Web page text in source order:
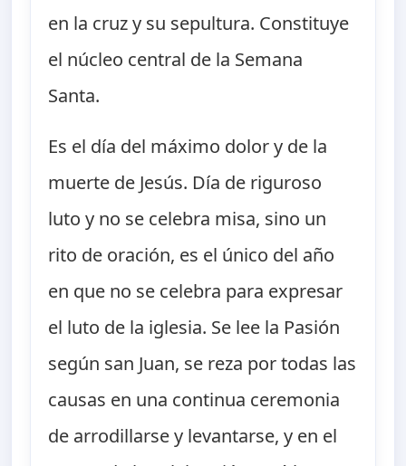
en la cruz y su sepultura. Constituye
el núcleo central de la Semana
Santa.
Es el día del máximo dolor y de la
muerte de Jesús. Día de riguroso
luto y no se celebra misa, sino un
rito de oración, es el único del año
en que no se celebra para expresar
el luto de la iglesia. Se lee la Pasión
según san Juan, se reza por todas las
causas en una continua ceremonia
de arrodillarse y levantarse, y en el